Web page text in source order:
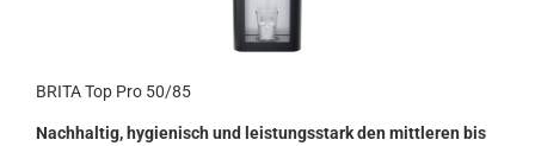
BRITA Top Pro 50/85
Nachhaltig, hygienisch und leistungsstark den mittleren bis